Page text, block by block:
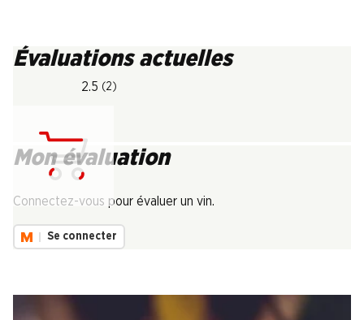
Évaluations actuelles
2.5 (2)
Mon évaluation
Connectez-vous pour évaluer un vin.
Se connecter